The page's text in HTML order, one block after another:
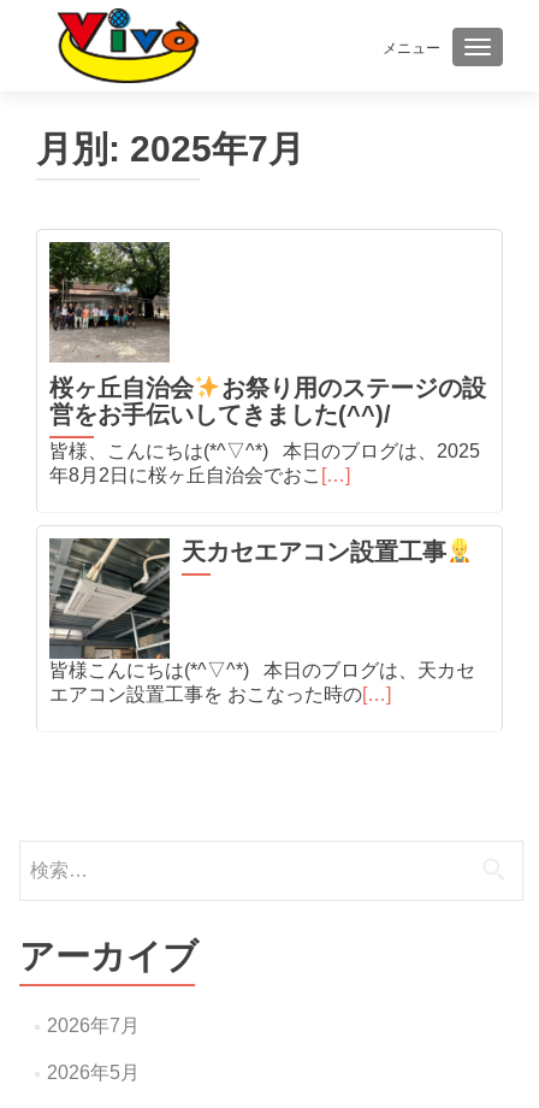
メニュー ナビゲ
月別: 2025年7月
桜ヶ丘自治会
お祭り用のステージの設
営をお手伝いしてきました(^^)/
皆様、こんにちは(*^▽^*) 本日のブログは、2025
年8月2日に桜ヶ丘自治会でおこ […]
天カセエアコン設置工事
皆様こんにちは(*^▽^*) 本日のブログは、天カセ
エアコン設置工事を おこなった時の[…]
索:
アーカイブ
2026年7月
2026年5月